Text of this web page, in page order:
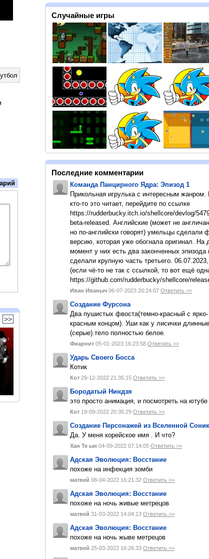
>>
Случайные игры
Последние комментарии
Команда Панцирного Ядра: Эпизод 1
Прикольная игрулька с интересным жанром.
кто-то это читает, перейдите по ссылке
https://rudderbucky.itch.io/shellcore/devlog/
beta-released. Английские (может не
но по-английски говорят) умельцы сделали
версию, которая уже обогнала оригинал. На
момент у них есть два законченных эпизода
сделали крупную часть третьего.
(если чё-то не так с ссылкой, то вот ещё
https://github.com/rudderbucky/shellcore/
Иван Иваныч 06-07-2023 20:24:07 Ответить >>
Создание Фурсона
Два пушистых фвоста(темно-красный с ярко-
красным концом). Уши как у лисички длинные
(серые).тело полностью белое.
Фиарнит 05-01-2023 16:23:58 Ответить >>
Ударь Своего Босса
Котик
Кот 29-12-2022 21:35:15 Ответить >>
Бородатый Ниндзя
это просто анимация, и посмотреть на
Кот 19-09-2022 20:35:29 Ответить >>
Создание Персонажей из Вселенной
Да. У меня корейское имя . И что?
Хан Те ын 04-09-2022 07:14:05 Ответить >>
Адская Эволюция: Восстание
похоже на инфекция зомби
матвей 08-04-2022 16:21:32 Ответить >>
Адская Эволюция: Восстание
похоже на ночь живые метрецов
матвей 31-03-2022 14:04:13 Ответить >>
Адская Эволюция: Восстание
похоже на ночь жыве метрецов
матвей 25-03-2022 16:26:33 Ответить >>